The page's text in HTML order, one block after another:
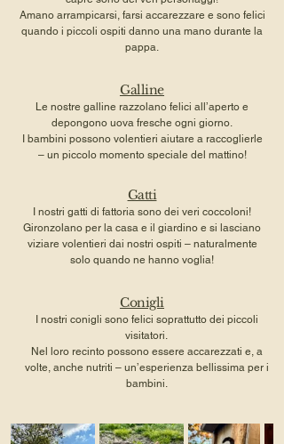
Amano arrampicarsi, farsi accarezzare e sono felici
quando i piccoli ospiti danno una mano durante la
pappa.
Galline
Le nostre galline razzolano felici all’aperto e
depongono uova fresche ogni giorno.
I bambini possono volentieri aiutare a raccoglierle
– un piccolo momento speciale del mattino!
Gatti
I nostri gatti di fattoria sono dei veri coccoloni!
Gironzolano per la casa e il giardino e si lasciano
viziare volentieri dai nostri ospiti – naturalmente
solo quando ne hanno voglia!
Conigli
I nostri conigli sono felici soprattutto dei piccoli
visitatori.
Nel loro recinto possono essere accarezzati e, a
volte, anche nutriti – un’esperienza bellissima per i
bambini.